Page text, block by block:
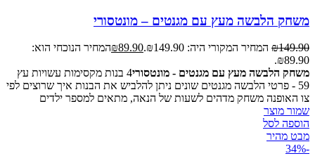
משחק הלבשה מעץ עם מגנטים – מונטסורי
₪149.90 המחיר המקורי היה: ₪149.90. ₪89.90
המחיר הנוכחי הוא:
₪89.90.
משחק הלבשה מעץ עם מגנטים - מונטסורי
4 בנות מקסימות עשויות עץ
59 - פרטי הלבשה מגנטים שונים ניתן להלביש את הבנות איך שרוצים לפי
צו האופנה משחק מדהים לשעות של הנאה, מתאים למספר ילדים
שמור מוצר
הוספה לסל
מבט מהיר
-34%